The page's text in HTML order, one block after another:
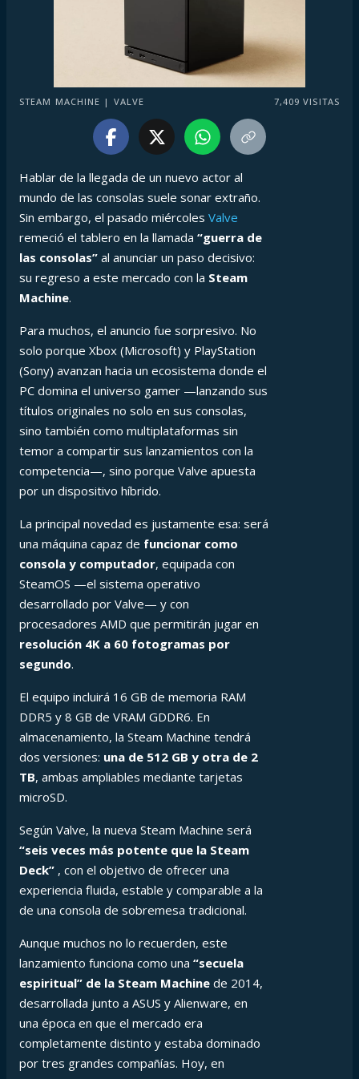
STEAM MACHINE | VALVE 7,409 VISITAS
Hablar de la llegada de un nuevo actor al
mundo de las consolas suele sonar extraño.
Sin embargo, el pasado miércoles Valve
remeció el tablero en la llamada “guerra de
las consolas” al anunciar un paso decisivo:
su regreso a este mercado con la Steam
Machine.
Para muchos, el anuncio fue sorpresivo. No
solo porque Xbox (Microsoft) y PlayStation
(Sony) avanzan hacia un ecosistema donde el
PC domina el universo gamer —lanzando sus
títulos originales no solo en sus consolas,
sino también como multiplataformas sin
temor a compartir sus lanzamientos con la
competencia—, sino porque Valve apuesta
por un dispositivo híbrido.
La principal novedad es justamente esa: será
una máquina capaz de funcionar como
consola y computador, equipada con
SteamOS —el sistema operativo
desarrollado por Valve— y con
procesadores AMD que permitirán jugar en
resolución 4K a 60 fotogramas por
segundo.
El equipo incluirá 16 GB de memoria RAM
DDR5 y 8 GB de VRAM GDDR6. En
almacenamiento, la Steam Machine tendrá
dos versiones: una de 512 GB y otra de 2
TB, ambas ampliables mediante tarjetas
microSD.
Según Valve, la nueva Steam Machine será
“seis veces más potente que la Steam
Deck” , con el objetivo de ofrecer una
experiencia fluida, estable y comparable a la
de una consola de sobremesa tradicional.
Aunque muchos no lo recuerden, este
lanzamiento funciona como una “secuela
espiritual” de la Steam Machine de 2014,
desarrollada junto a ASUS y Alienware, en
una época en que el mercado era
completamente distinto y estaba dominado
por tres grandes compañías. Hoy, en